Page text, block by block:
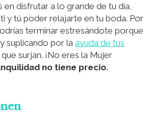
disfrutar a lo grande de tu día,
y tú poder relajarte en tu boda. Por
terminar estresándote porque
suplicando por la ayuda de tus
surjan. ¡No eres la Mujer
no tiene precio.